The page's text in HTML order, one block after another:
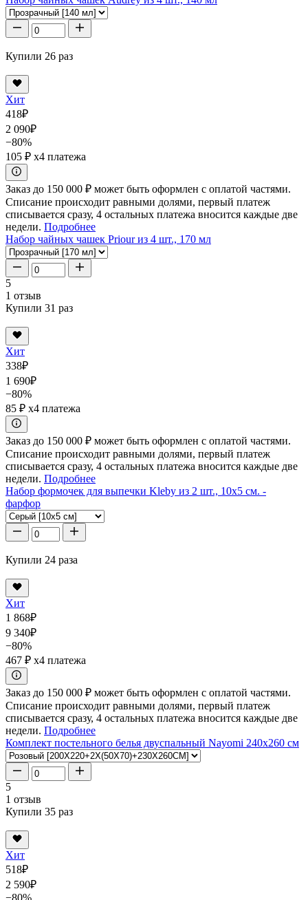
Купили 26 раз
Хит
418₽
2 090₽
−80%
105 ₽ x4 платежа
Заказ до 150 000 ₽ может быть оформлен с оплатой частями.
Списание происходит равными долями, первый платеж
списывается сразу, 4 остальных платежа вносится каждые две
недели. Подробнее
Набор чайных чашек Priour из 4 шт., 170 мл
5
1 отзыв
Купили 31 раз
Хит
338₽
1 690₽
−80%
85 ₽ x4 платежа
Заказ до 150 000 ₽ может быть оформлен с оплатой частями.
Списание происходит равными долями, первый платеж
списывается сразу, 4 остальных платежа вносится каждые две
недели. Подробнее
Набор формочек для выпечки Kleby из 2 шт., 10x5 см. -
фарфор
Купили 24 раза
Хит
1 868₽
9 340₽
−80%
467 ₽ x4 платежа
Заказ до 150 000 ₽ может быть оформлен с оплатой частями.
Списание происходит равными долями, первый платеж
списывается сразу, 4 остальных платежа вносится каждые две
недели. Подробнее
Комплект постельного белья двуспальный Nayomi 240x260 см
5
1 отзыв
Купили 35 раз
Хит
518₽
2 590₽